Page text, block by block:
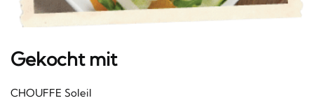
Gekocht mit
CHOUFFE Soleil